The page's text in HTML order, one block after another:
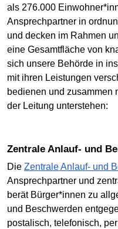
als 276.000
Ansprechpartner in
und decken im Rahmen
eine Gesamtfläche von
sich unsere Behörde in
mit ihren Leistungen
bedienen und zusammen
der Leitung unterstehen:
Zentrale Anlauf- und
Die Zentrale Anlauf- und
Ansprechpartner und
berät Bürger*innen zu
und Beschwerden
postalisch, telefonisch,